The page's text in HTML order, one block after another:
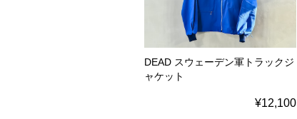
DEAD スウェーデン軍トラックジ
ャケット
¥12,100